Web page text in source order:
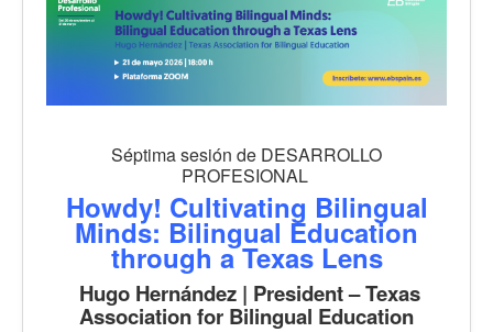
Séptima sesión de DESARROLLO
PROFESIONAL
Howdy! Cultivating Bilingual
Minds: Bilingual Education
through a Texas Lens
Hugo Hernández | President – Texas
Association for Bilingual Education